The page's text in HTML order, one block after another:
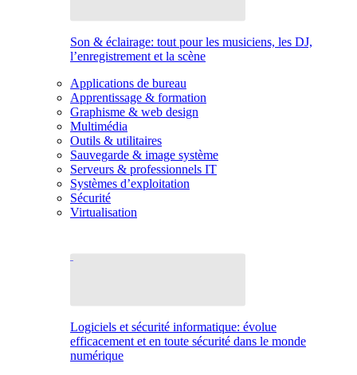
Son & éclairage: tout pour les musiciens, les DJ,
l’enregistrement et la scène
Applications de bureau
Apprentissage & formation
Graphisme & web design
Multimédia
Outils & utilitaires
Sauvegarde & image système
Serveurs & professionnels IT
Systèmes d’exploitation
Sécurité
Virtualisation
Logiciels et sécurité informatique: évolue
efficacement et en toute sécurité dans le monde
numérique